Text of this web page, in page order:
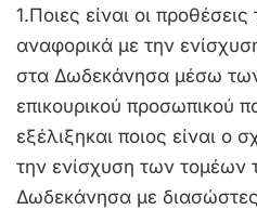
1.Ποιες είναι οι
αναφορικά με την
στα Δωδεκάνησα μέσω
επικουρικού προσωπικού
εξέλιξηκαι ποιος είναι ο
την ενίσχυση των τομέων
Δωδεκάνησα με